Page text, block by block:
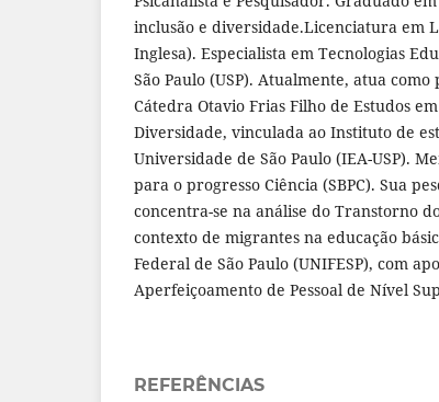
inclusão e diversidade.Licenciatura em
Inglesa). Especialista em Tecnologias
São Paulo (USP). Atualmente, atua
Cátedra Otavio Frias Filho de Estudos
Diversidade, vinculada ao Instituto de
Universidade de São Paulo (IEA-USP).
para o progresso Ciência (SBPC). Sua
concentra-se na análise do Transtorno
contexto de migrantes na educação
Federal de São Paulo (UNIFESP), com
Aperfeiçoamento de Pessoal de Nível
REFERÊNCIAS